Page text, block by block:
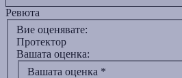
Ревюта
Вие оценявате:
Протектор
Вашата оценка:
Вашата оценка *